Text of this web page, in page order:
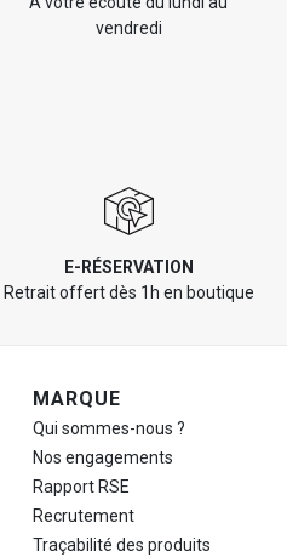
vendredi
E-RÉSERVATION
Retrait offert dès 1h en boutique
Navigation de pied de page
MARQUE
Qui sommes-nous ?
Nos engagements
Rapport RSE
Recrutement
Traçabilité des produits